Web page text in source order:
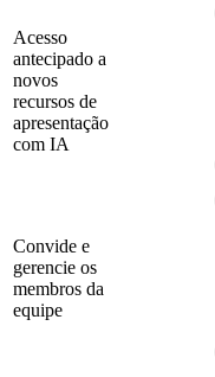
Acesso
antecipado a
novos
recursos de
apresentação
com IA
Convide e
gerencie os
membros da
equipe